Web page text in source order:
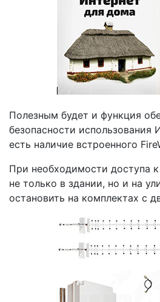
Полезным будет и функция
безопасности использования
есть наличие встроенного
При необходимости доступа
не только в здании, но и на
остановить на комплектах с